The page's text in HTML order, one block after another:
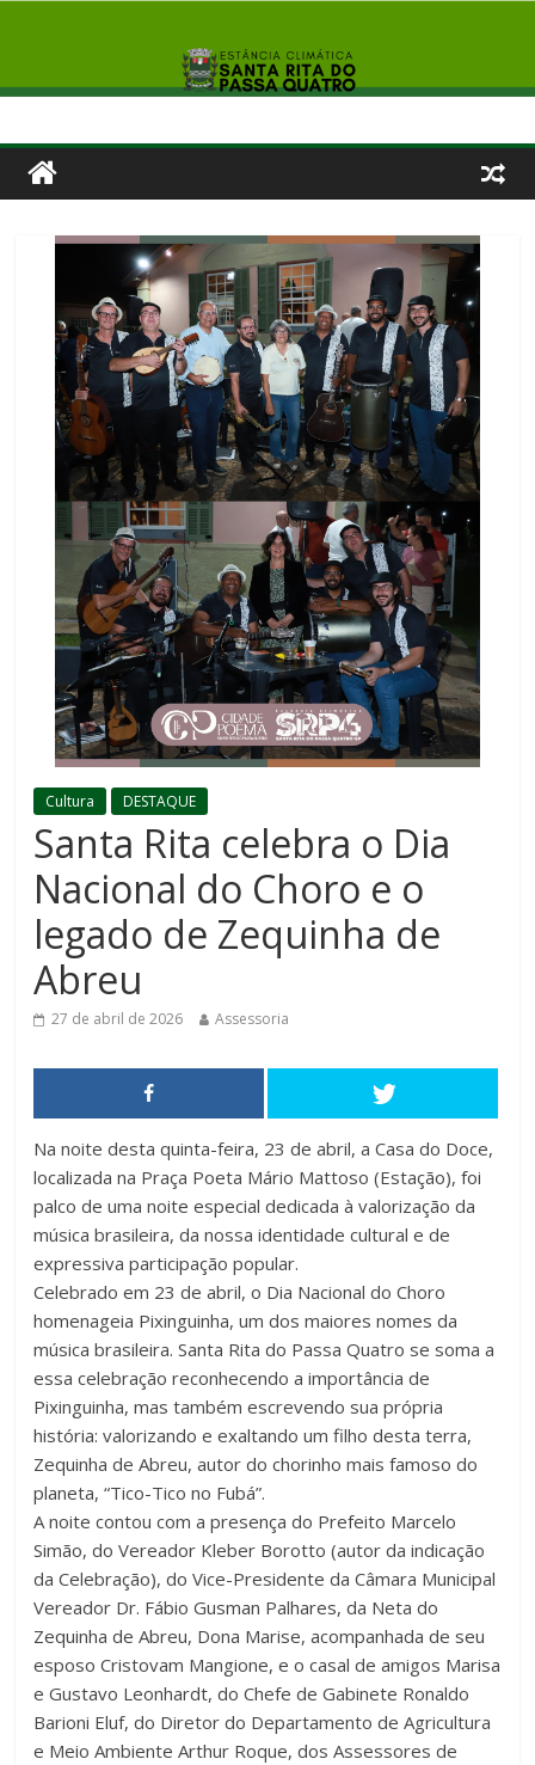
Cultura DESTAQUE
Santa Rita celebra o Dia
Nacional do Choro e o
legado de Zequinha de
Abreu
27 de abril de 2026 Assessoria
Na noite desta quinta-feira, 23 de abril, a Casa do Doce,
localizada na Praça Poeta Mário Mattoso (Estação), foi
palco de uma noite especial dedicada à valorização da
música brasileira, da nossa identidade cultural e de
expressiva participação popular.
Celebrado em 23 de abril, o Dia Nacional do Choro
homenageia Pixinguinha, um dos maiores nomes da
música brasileira. Santa Rita do Passa Quatro se soma a
essa celebração reconhecendo a importância de
Pixinguinha, mas também escrevendo sua própria
história: valorizando e exaltando um filho desta terra,
Zequinha de Abreu, autor do chorinho mais famoso do
planeta, “Tico-Tico no Fubá”.
A noite contou com a presença do Prefeito Marcelo
Simão, do Vereador Kleber Borotto (autor da indicação
da Celebração), do Vice-Presidente da Câmara Municipal
Vereador Dr. Fábio Gusman Palhares, da Neta do
Zequinha de Abreu, Dona Marise, acompanhada de seu
esposo Cristovam Mangione, e o casal de amigos Marisa
e Gustavo Leonhardt, do Chefe de Gabinete Ronaldo
Barioni Eluf, do Diretor do Departamento de Agricultura
e Meio Ambiente Arthur Roque, dos Assessores de